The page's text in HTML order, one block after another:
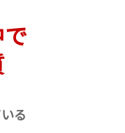
る